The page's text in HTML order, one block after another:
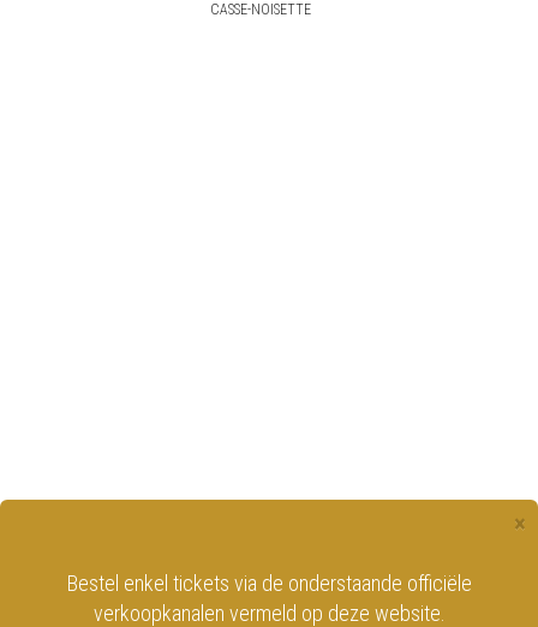
CASSE-NOISETTE
×
Bestel enkel tickets via de onderstaande officiële
verkoopkanalen vermeld op deze website.